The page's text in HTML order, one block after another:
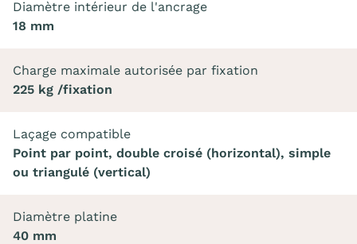
Diamètre intérieur de l'ancrage
18 mm
Charge maximale autorisée par fixation
225 kg /fixation
Laçage compatible
Point par point, double croisé (horizontal), simple
ou triangulé (vertical)
Diamètre platine
40 mm